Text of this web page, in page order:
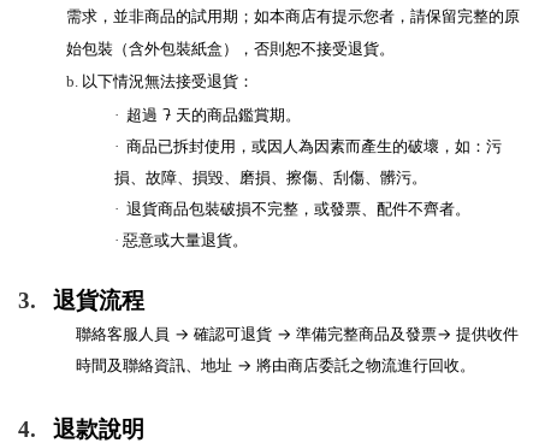
需求，並非商品的試用期；如本商店有提示您者，請保留完整的原
始包裝（含外包裝紙盒），否則恕不接受退貨。
b. 以下情況無法接受退貨：
· 超過 7 天的商品鑑賞期。
· 商品已拆封使用，或因人為因素而產生的破壞，如：污
損、故障、損毀、磨損、擦傷、刮傷、髒污。
· 退貨商品包裝破損不完整，或發票、配件不齊者。
· 惡意或大量退貨。
3. 退貨流程
聯絡客服人員 → 確認可退貨 → 準備完整商品及發票→ 提供收件
時間及聯絡資訊、地址 → 將由商店委託之物流進行回收 。
4. 退款說明